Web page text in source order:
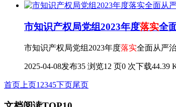
市知识产权局党组2023年度落实全
市知识产权局党组2023年度落实全面从严
2025-04-08发布35 浏览12 页0 次下载44.39
首页 上页1 2345下页尾页